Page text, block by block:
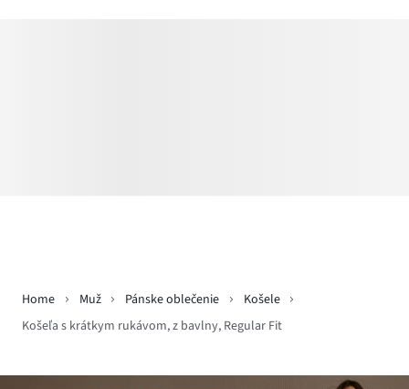
Home Muž Pánske oblečenie
Košele
Košeľa s krátkym rukávom, z bavlny, Regular Fit